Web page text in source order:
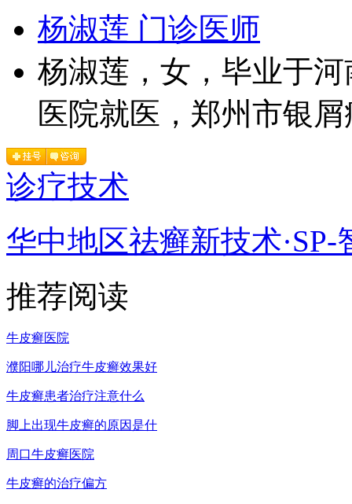
杨淑莲 门诊医师
杨淑莲，女，毕业于
医院就医，郑州市银
诊疗技术
华中地区祛癣新技术·SP-
推荐阅读
牛皮癣医院
濮阳哪儿治疗牛皮癣效果好
牛皮癣患者治疗注意什么
脚上出现牛皮癣的原因是什
周口牛皮癣医院
牛皮癣的治疗偏方